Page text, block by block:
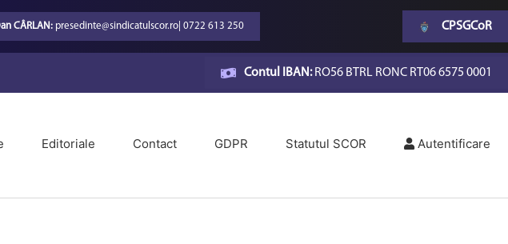
CÂRLAN:presedinte@sindicatulscor.ro| 0722 613 250 CPSGCoR
Contul IBAN:RO56 BTRL RONC RT06 6575 0001
Editoriale Contact GDPR Statutul SCOR Autentificare